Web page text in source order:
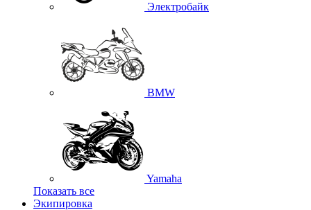
Электробайк
BMW
Yamaha
Показать все
Экипировка